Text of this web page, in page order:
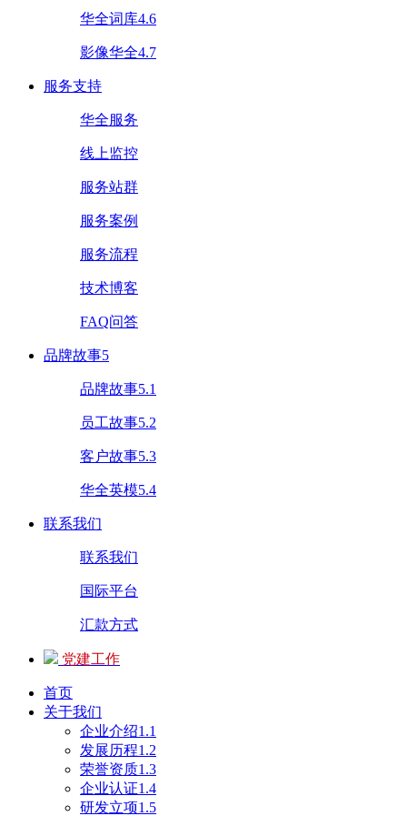
华全词库4.6
影像华全4.7
服务支持
华全服务
线上监控
服务站群
服务案例
服务流程
技术博客
FAQ问答
品牌故事5
品牌故事5.1
员工故事5.2
客户故事5.3
华全英模5.4
联系我们
联系我们
国际平台
汇款方式
党建工作
首页
关于我们
企业介绍1.1
发展历程1.2
荣誉资质1.3
企业认证1.4
研发立项1.5